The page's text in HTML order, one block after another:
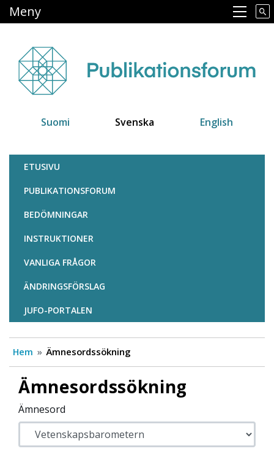
till
Main navigation
Meny
Suomi Svenska English
Julkaisufoorumi
ETUSIVU
PUBLIKATIONSFORUM
BEDÖMNINGAR
INSTRUKTIONER
VANLIGA FRÅGOR
ÄNDRINGSFÖRSLAG
JUFO-PORTALEN
Hem Ämnesordssökning
Ämnesordssökning
Ämnesord